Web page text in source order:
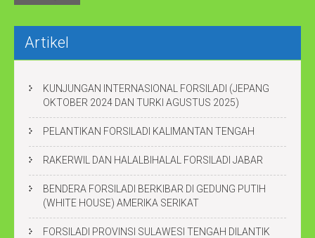
Artikel
KUNJUNGAN INTERNASIONAL FORSILADI (JEPANG
OKTOBER 2024 DAN TURKI AGUSTUS 2025)
PELANTIKAN FORSILADI KALIMANTAN TENGAH
RAKERWIL DAN HALALBIHALAL FORSILADI JABAR
BENDERA FORSILADI BERKIBAR DI GEDUNG PUTIH
(WHITE HOUSE) AMERIKA SERIKAT
FORSILADI PROVINSI SULAWESI TENGAH DILANTIK